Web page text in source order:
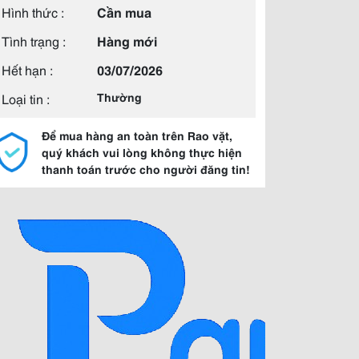
Hình thức :
Cần mua
Tình trạng :
Hàng mới
Hết hạn :
03/07/2026
Loại tin :
Thường
Để mua hàng an toàn trên Rao vặt,
quý khách vui lòng không thực hiện
thanh toán trước cho người đăng tin!